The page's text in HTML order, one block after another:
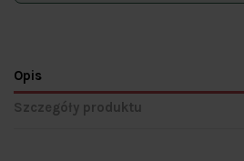
Opis
Szczegóły produktu